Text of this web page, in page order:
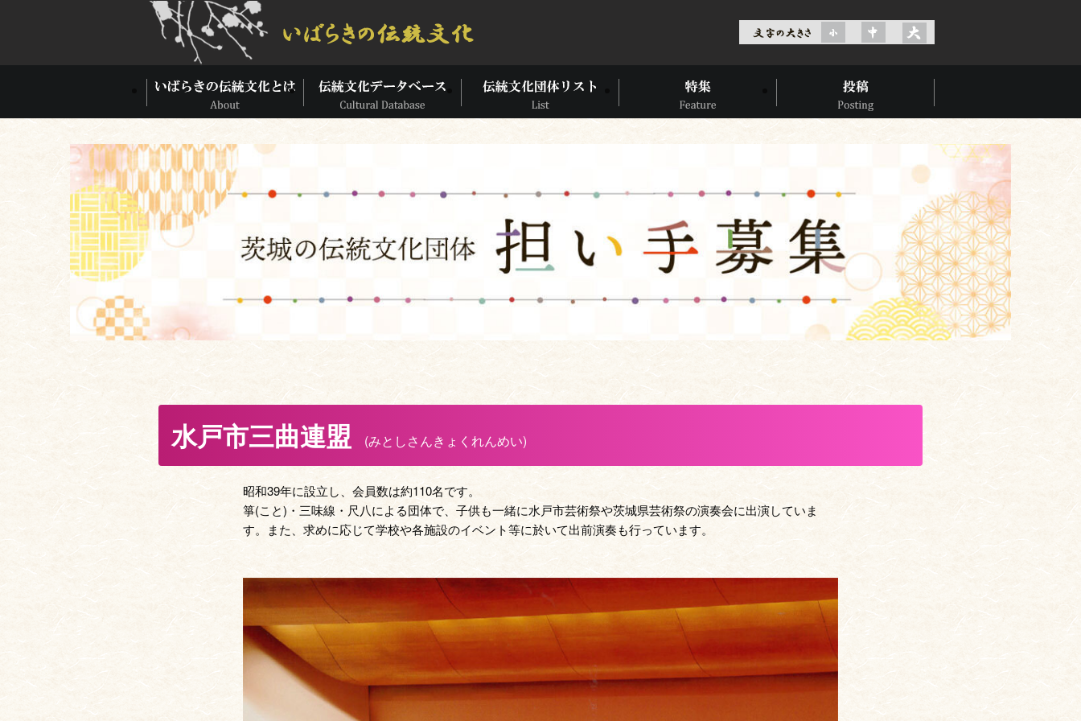
水戸市三曲連盟 (みとしさんきょくれんめい)
昭和39年に設立し、会員数は約110名です。
箏(こと)・三味線・尺八による団体で、子供も一緒に水戸市芸術祭や茨城県芸術祭の演奏会に出演していま
す。また、求めに応じて学校や各施設のイベント等に於いて出前演奏も行っています。